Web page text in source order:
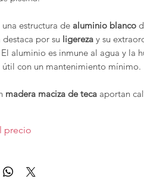
estructura de aluminio blanco
por su ligereza y su
aluminio es inmune al agua y la
útil con un mantenimiento mínimo.
madera maciza de teca aportan
a la humedad y al paso del
es una invitación al descanso, al
precio
varían el precio.